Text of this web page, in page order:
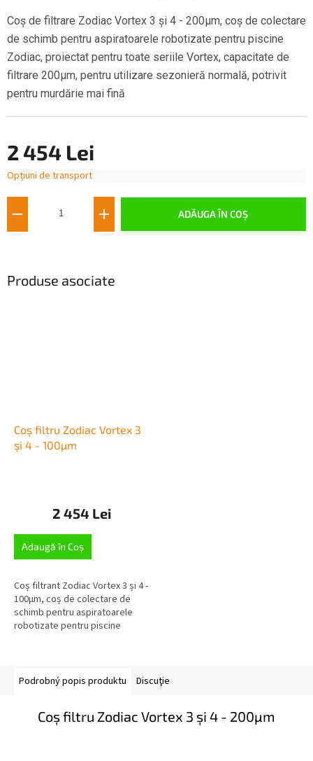
2 454 Lei
Evaluare
Opțiuni de transport
ADĂUGA ÎN COŞ
Coș de filtrare Zodiac Vortex 3 și 4 - 200µm, coș de colectare
de schimb pentru aspiratoarele robotizate pentru piscine
Zodiac, proiectat pentru toate seriile Vortex, capacitate de
filtrare 200µm, pentru utilizare sezonieră normală, potrivit
pentru murdărie mai fină
Produse asociate
Coș filtru Zodiac Vortex 3
și 4 - 100µm
2 454 Lei
Adaugă în Coş
Coș filtrant Zodiac Vortex 3 și 4 -
100µm, coș de colectare de
schimb pentru aspiratoarele
robotizate pentru piscine
Podrobný popis produktu Discuţie
Coș filtru Zodiac Vortex 3 și 4 - 200µm